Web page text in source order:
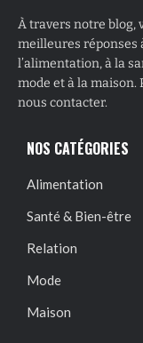
À travers notre blog,
meilleures réponses
l’alimentation, à la
mode et à la maison.
nous contacter.
NOS CATÉGORIES
Alimentation
Santé & Bien-être
Relation
Mode
Maison